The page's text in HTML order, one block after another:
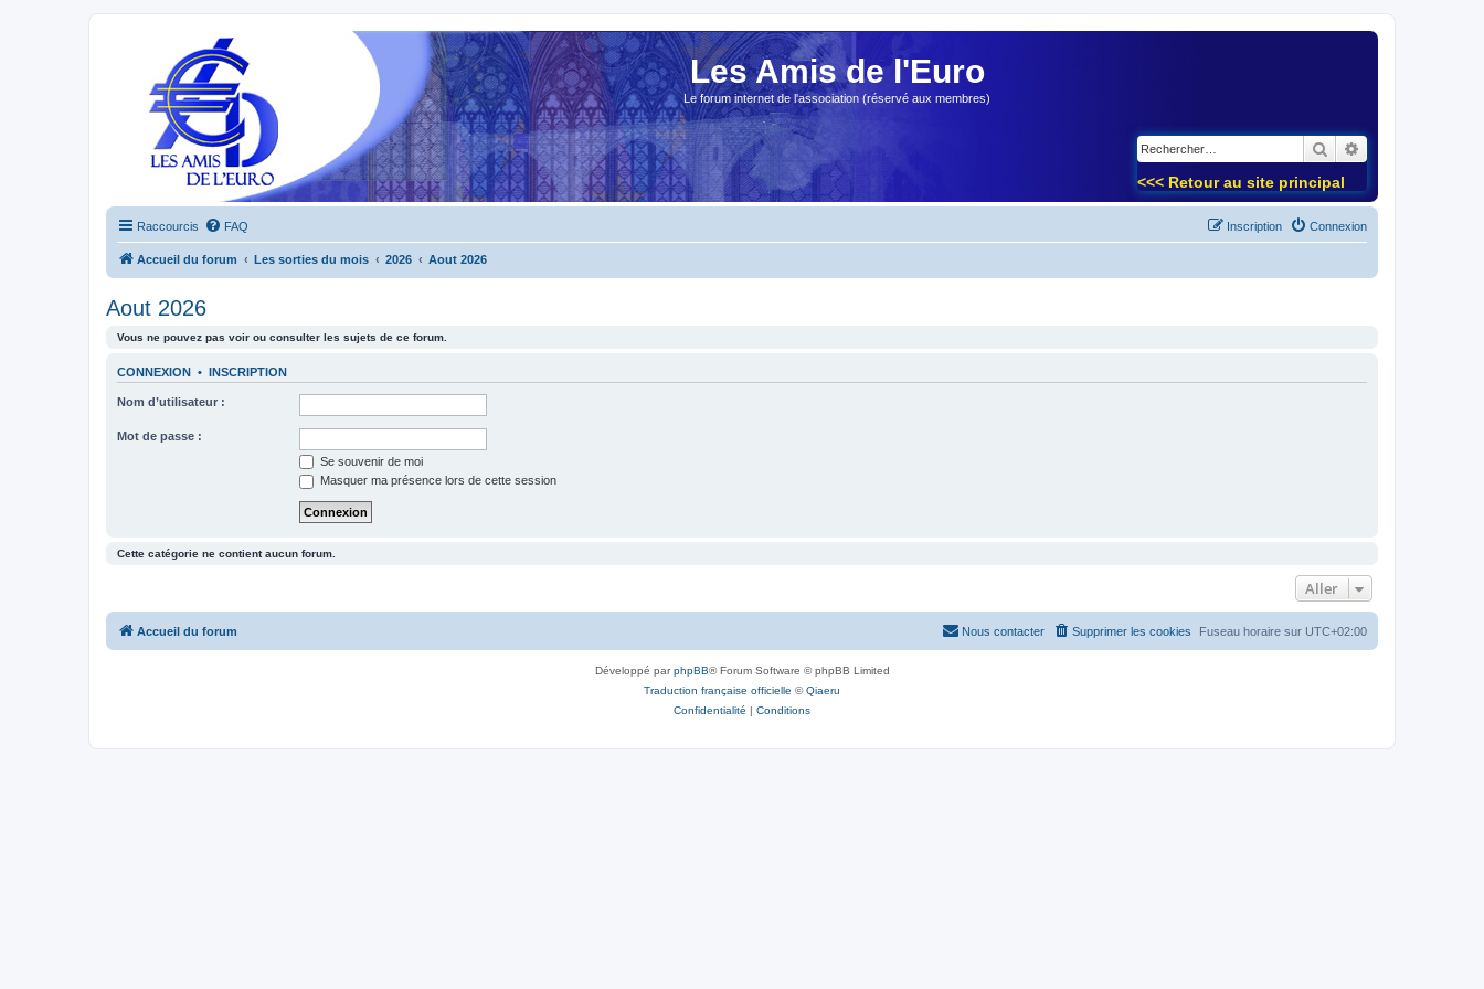
Les Amis de l'Euro
Le forum internet de l'association (réservé aux membres)
Rechercher
<<< Retour au site principal
Raccourcis FAQ Connexion
Inscription
Accueil du forum Les sorties du mois 2026 Aout 2026
Aout 2026
Vous ne pouvez pas voir ou consulter les sujets de ce forum.
CONNEXION • INSCRIPTION
Nom d’utilisateur :
Mot de passe :
Se souvenir de moi
Masquer ma présence lors de cette session
Cette catégorie ne contient aucun forum.
Aller
Accueil du forum Fuseau horaire sur UTC+02:00
Supprimer les cookies
Nous contacter
Développé parphpBB® Forum Software © phpBB Limited
Traduction française officielle ©Qiaeru
Confidentialité | Conditions